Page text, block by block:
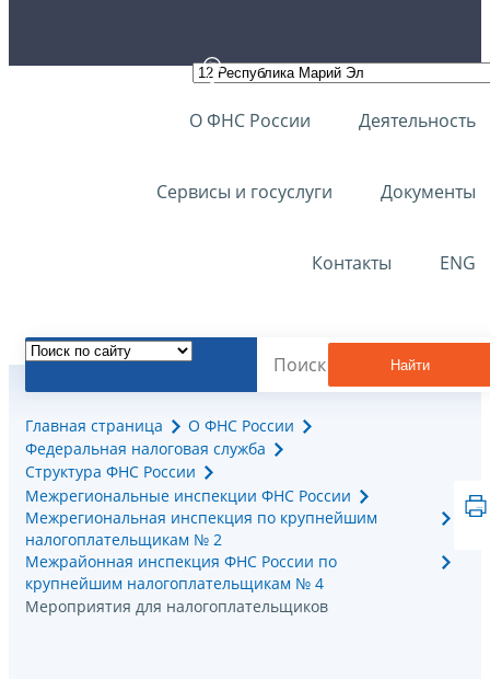
О ФНС России Деятельность
Сервисы и госуслуги Документы
Контакты ENG
Найти
Главная страница
О ФНС России
Федеральная налоговая служба
Структура ФНС России
Межрегиональные инспекции ФНС России
Межрегиональная инспекция по крупнейшим
налогоплательщикам № 2
Межрайонная инспекция ФНС России по
крупнейшим налогоплательщикам № 4
Мероприятия для налогоплательщиков